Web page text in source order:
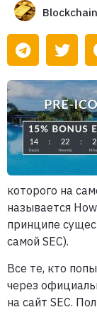
которого на
называется
принципе
самой SEC).
Все те, кто
через
на сайт SEC.